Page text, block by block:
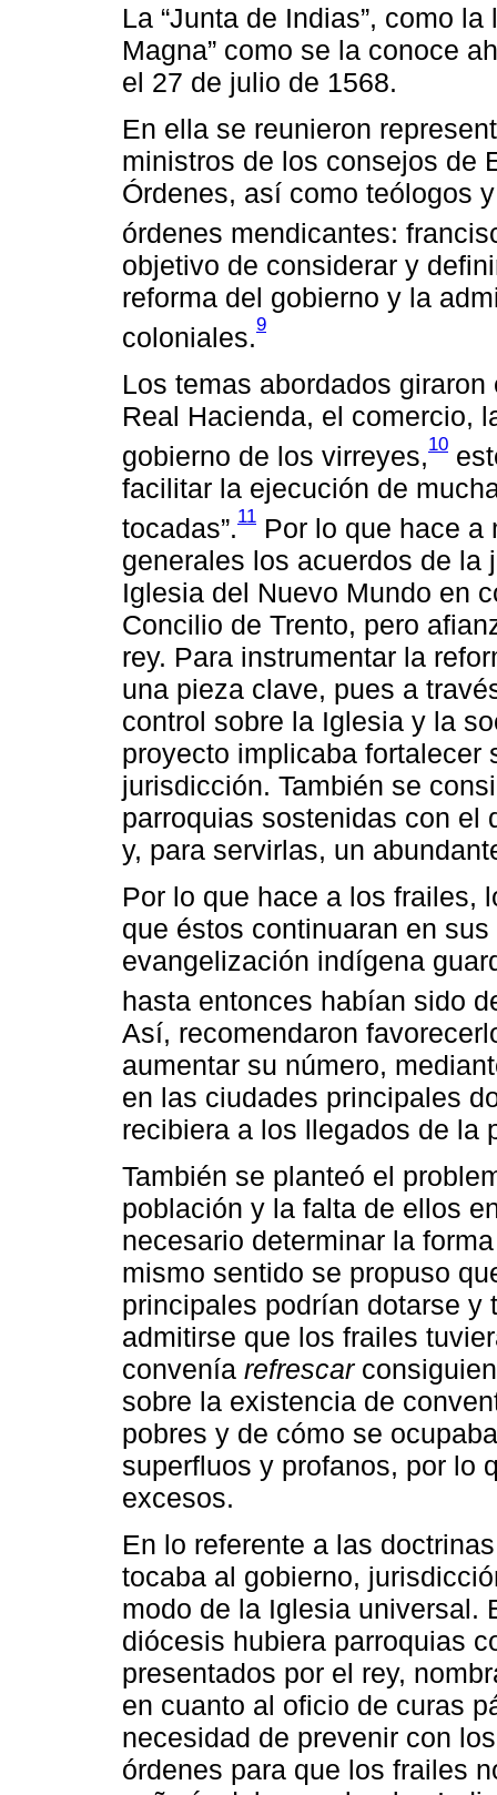
La “Junta de Indias”, como
Magna” como se la conoce
el 27 de julio de 1568.
En ella se reunieron
ministros de los consejos de
Órdenes, así como teólogos
órdenes mendicantes:
objetivo de considerar y
reforma del gobierno y la
coloniales.9
Los temas abordados
Real Hacienda, el comercio,
gobierno de los virreyes,10
facilitar la ejecución de
tocadas”.11 Por lo que hace
generales los acuerdos de la
Iglesia del Nuevo Mundo en
Concilio de Trento, pero
rey. Para instrumentar la
una pieza clave, pues a
control sobre la Iglesia y la
proyecto implicaba fortalecer
jurisdicción. También se
parroquias sostenidas con el
y, para servirlas, un
Por lo que hace a los frailes,
que éstos continuaran en
evangelización indígena
hasta entonces habían sido
Así, recomendaron
aumentar su número,
en las ciudades principales
recibiera a los llegados de la
También se planteó el
población y la falta de ellos
necesario determinar la
mismo sentido se propuso
principales podrían dotarse y
admitirse que los frailes
convenía refrescar
sobre la existencia de
pobres y de cómo se
superfluos y profanos, por lo
excesos.
En lo referente a las
tocaba al gobierno,
modo de la Iglesia universal.
diócesis hubiera parroquias
presentados por el rey,
en cuanto al oficio de curas
necesidad de prevenir con
órdenes para que los frailes